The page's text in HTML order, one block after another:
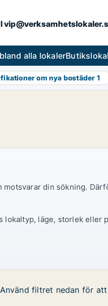
alla lokaler
om nya bostäder 1
din sökning.
läge, storlek eller
filtret nedan för